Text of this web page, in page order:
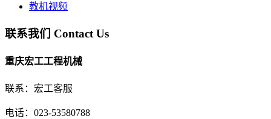
教机视频
联系我们 Contact Us
重庆宏工工程机械
联系：宏工客服
电话：023-53580788